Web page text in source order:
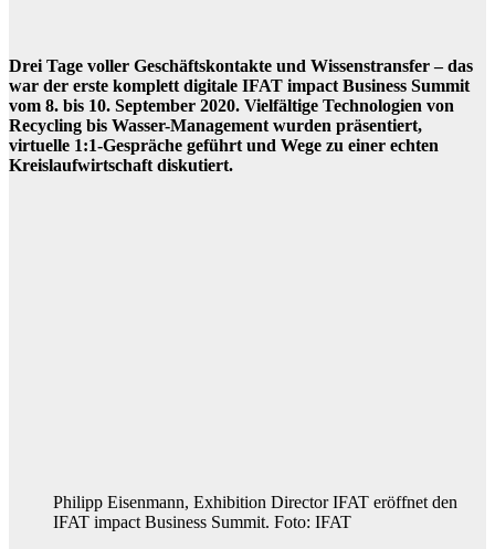
Drei Tage voller Geschäftskontakte und Wissenstransfer – das
war der erste komplett digitale IFAT impact Business Summit
vom 8. bis 10. September 2020. Vielfältige Technologien von
Recycling bis Wasser-Management wurden präsentiert,
virtuelle 1:1-Gespräche geführt und Wege zu einer echten
Kreislaufwirtschaft diskutiert.
Philipp Eisenmann, Exhibition Director IFAT eröffnet den
IFAT impact Business Summit. Foto: IFAT